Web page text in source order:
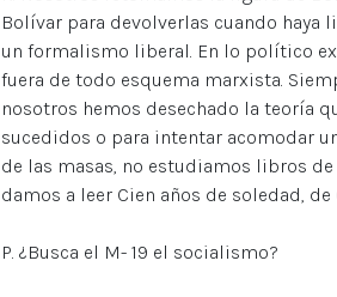
Bolívar para devolverlas cuando haya
un formalismo liberal. En lo político
fuera de todo esquema marxista.
nosotros hemos desechado la teoría
sucedidos o para intentar acomodar
de las masas, no estudiamos libros
damos a leer Cien años de soledad, de
P. ¿Busca el M- 19 el socialismo?